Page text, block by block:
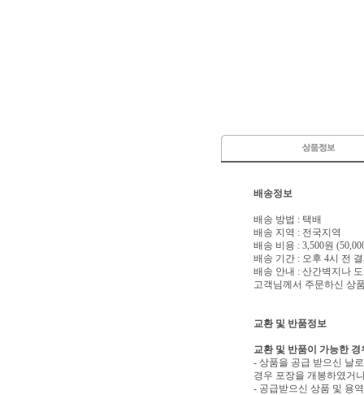
배송정보
배송 방법 : 택배
배송 지역 : 전국지역
배송 비용 : 3,500원
배송 기간 : 오후 4시 전
배송 안내 : 산간벽지나
고객님께서 주문하신 상
교환 및 반품정보
교환 및 반품이 가능한 경
- 상품을 공급 받으신 날
경우 포장을 개봉하였거
- 공급받으신 상품 및 용